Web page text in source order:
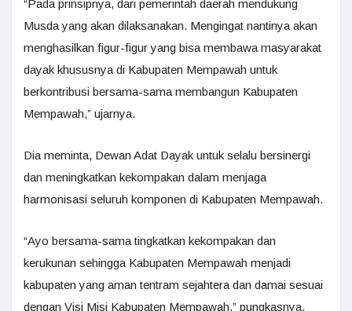
“Pada prinsipnya, dari pemerintah daerah mendukung
Musda yang akan dilaksanakan. Mengingat nantinya akan
menghasilkan figur-figur yang bisa membawa masyarakat
dayak khususnya di Kabupaten Mempawah untuk
berkontribusi bersama-sama membangun Kabupaten
Mempawah,” ujarnya.
Dia meminta, Dewan Adat Dayak untuk selalu bersinergi
dan meningkatkan kekompakan dalam menjaga
harmonisasi seluruh komponen di Kabupaten Mempawah.
“Ayo bersama-sama tingkatkan kekompakan dan
kerukunan sehingga Kabupaten Mempawah menjadi
kabupaten yang aman tentram sejahtera dan damai sesuai
dengan Visi Misi Kabupaten Mempawah,” pungkasnya,